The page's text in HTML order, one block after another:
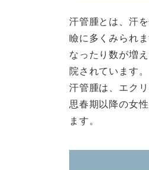
汗管腫とは、汗
瞼に多くみられ
なったり数が増
院されています。
汗管腫は、エク
思春期以降の女
ます。